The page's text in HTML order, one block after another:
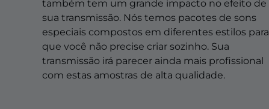
Sobreposições de halloween
Sobreposições de inverno
Sobreposições de páscoa
também tem um grande impacto no efeito de
sua transmissão. Nós temos pacotes de sons
especiais compostos em diferentes estilos para
que você não precise criar sozinho. Sua
transmissão irá parecer ainda mais profissional
com estas amostras de alta qualidade.